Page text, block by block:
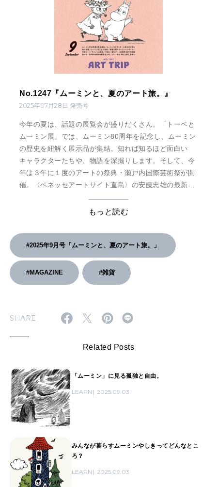
No.1247『ムーミンと、夏のアート旅。』
2025年07月28日 発売号
今年の夏は、話題の展覧会が盛りだくさん。「トーベと
ムーミン展」では、ムーミン80周年を記念し、ムーミン
の歴史を紐解く展示品が集結。知れば知るほど面白い
キャラクターたちや、物語を深掘りします。そして、今
年は３年に１度のアートの祭典・瀬戸内国際芸術祭が開
催。〈ベネッセアートサイト直島〉の安藤忠雄の最新建
ほかにもアートで盛り上がる３都市、岡山・前橋・金沢
みに、アートを求めて旅しませんか？
もっと読む
#2025年9月号「ムーミンと、夏のアート旅。」
#MAGAZINE #雑貨
SHARE
Related Posts
「ムーミン」に見る孤独と自由。
LEARN 2025.09.03
みんなが暮らすムーミンやしきってどんなとこ
ろ？
LEARN 2025.09.03